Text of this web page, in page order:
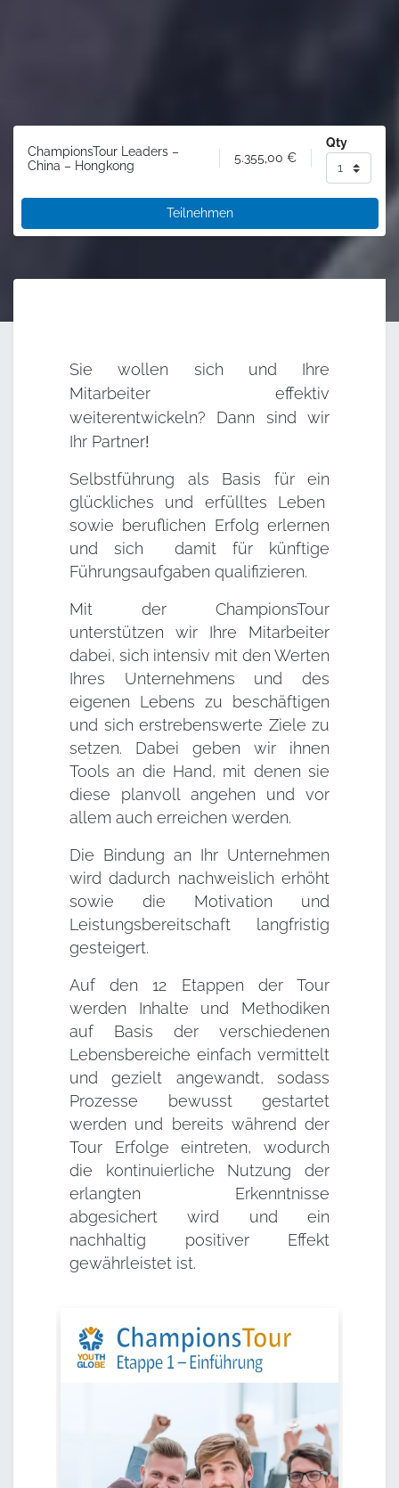
ChampionsTour Leaders –
China – Hongkong
5.355,00 €
Qty
Teilnehmen
Sie wollen sich und Ihre
Mitarbeiter effektiv
weiterentwickeln? Dann sind wir
Ihr Partner!
Selbstführung als Basis für ein
glückliches und erfülltes Leben
sowie beruflichen Erfolg erlernen
und sich damit für künftige
Führungsaufgaben qualifizieren.
Mit der ChampionsTour
unterstützen wir Ihre Mitarbeiter
dabei, sich intensiv mit den Werten
Ihres Unternehmens und des
eigenen Lebens zu beschäftigen
und sich erstrebenswerte Ziele zu
setzen. Dabei geben wir ihnen
Tools an die Hand, mit denen sie
diese planvoll angehen und vor
allem auch erreichen werden.
Die Bindung an Ihr Unternehmen
wird dadurch nachweislich erhöht
sowie die Motivation und
Leistungsbereitschaft langfristig
gesteigert.
Auf den 12 Etappen der Tour
werden Inhalte und Methodiken
auf Basis der verschiedenen
Lebensbereiche einfach vermittelt
und gezielt angewandt, sodass
Prozesse bewusst gestartet
werden und bereits während der
Tour Erfolge eintreten, wodurch
die kontinuierliche Nutzung der
erlangten Erkenntnisse
abgesichert wird und ein
nachhaltig positiver Effekt
gewährleistet ist.